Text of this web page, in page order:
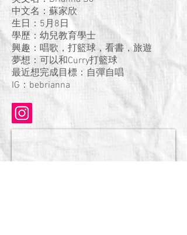
中文名：蘇家欣
生日：5月8日
學歷：幼兒教育學士
興趣：唱歌，打籃球，看書，旅遊
夢想：可以和Curry打籃球
最近想完成目標：自彈自唱
IG：bebrianna